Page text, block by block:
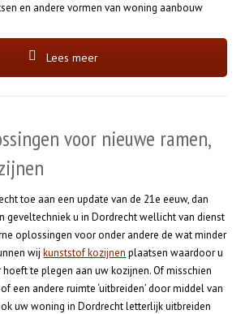
en andere vormen van woning aanbouw
Lees meer
voor nieuwe ramen,
toe aan een update van de 21e eeuw, dan
geveltechniek u in Dordrecht wellicht van dienst
oplossingen voor onder andere de wat minder
wijkunststof kozijnen plaatsen waardoor u
te plegen aan uw kozijnen. Of misschien
een andere ruimte ‘uitbreiden’ door middel van
uw woning in Dordrecht letterlijk uitbreiden